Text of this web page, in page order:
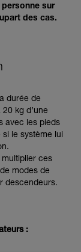
sur
des cas.
durée de
kg d’une
avec les pieds
si le système lui
ces
modes de
descendeurs.
: